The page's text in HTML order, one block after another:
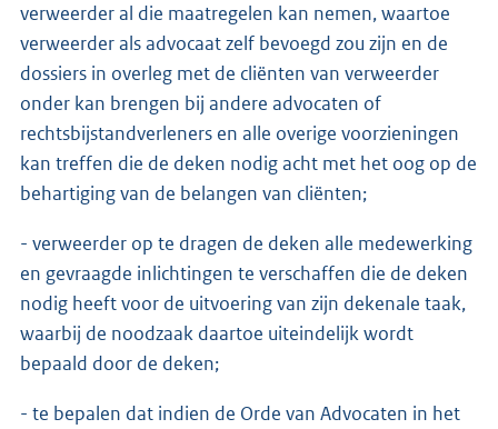
verweerder al die maatregelen kan nemen, waartoe
verweerder als advocaat zelf bevoegd zou zijn en de
dossiers in overleg met de cliënten van verweerder
onder kan brengen bij andere advocaten of
rechtsbijstandverleners en alle overige voorzieningen
kan treffen die de deken nodig acht met het oog op de
behartiging van de belangen van cliënten;
- verweerder op te dragen de deken alle medewerking
en gevraagde inlichtingen te verschaffen die de deken
nodig heeft voor de uitvoering van zijn dekenale taak,
waarbij de noodzaak daartoe uiteindelijk wordt
bepaald door de deken;
- te bepalen dat indien de Orde van Advocaten in het